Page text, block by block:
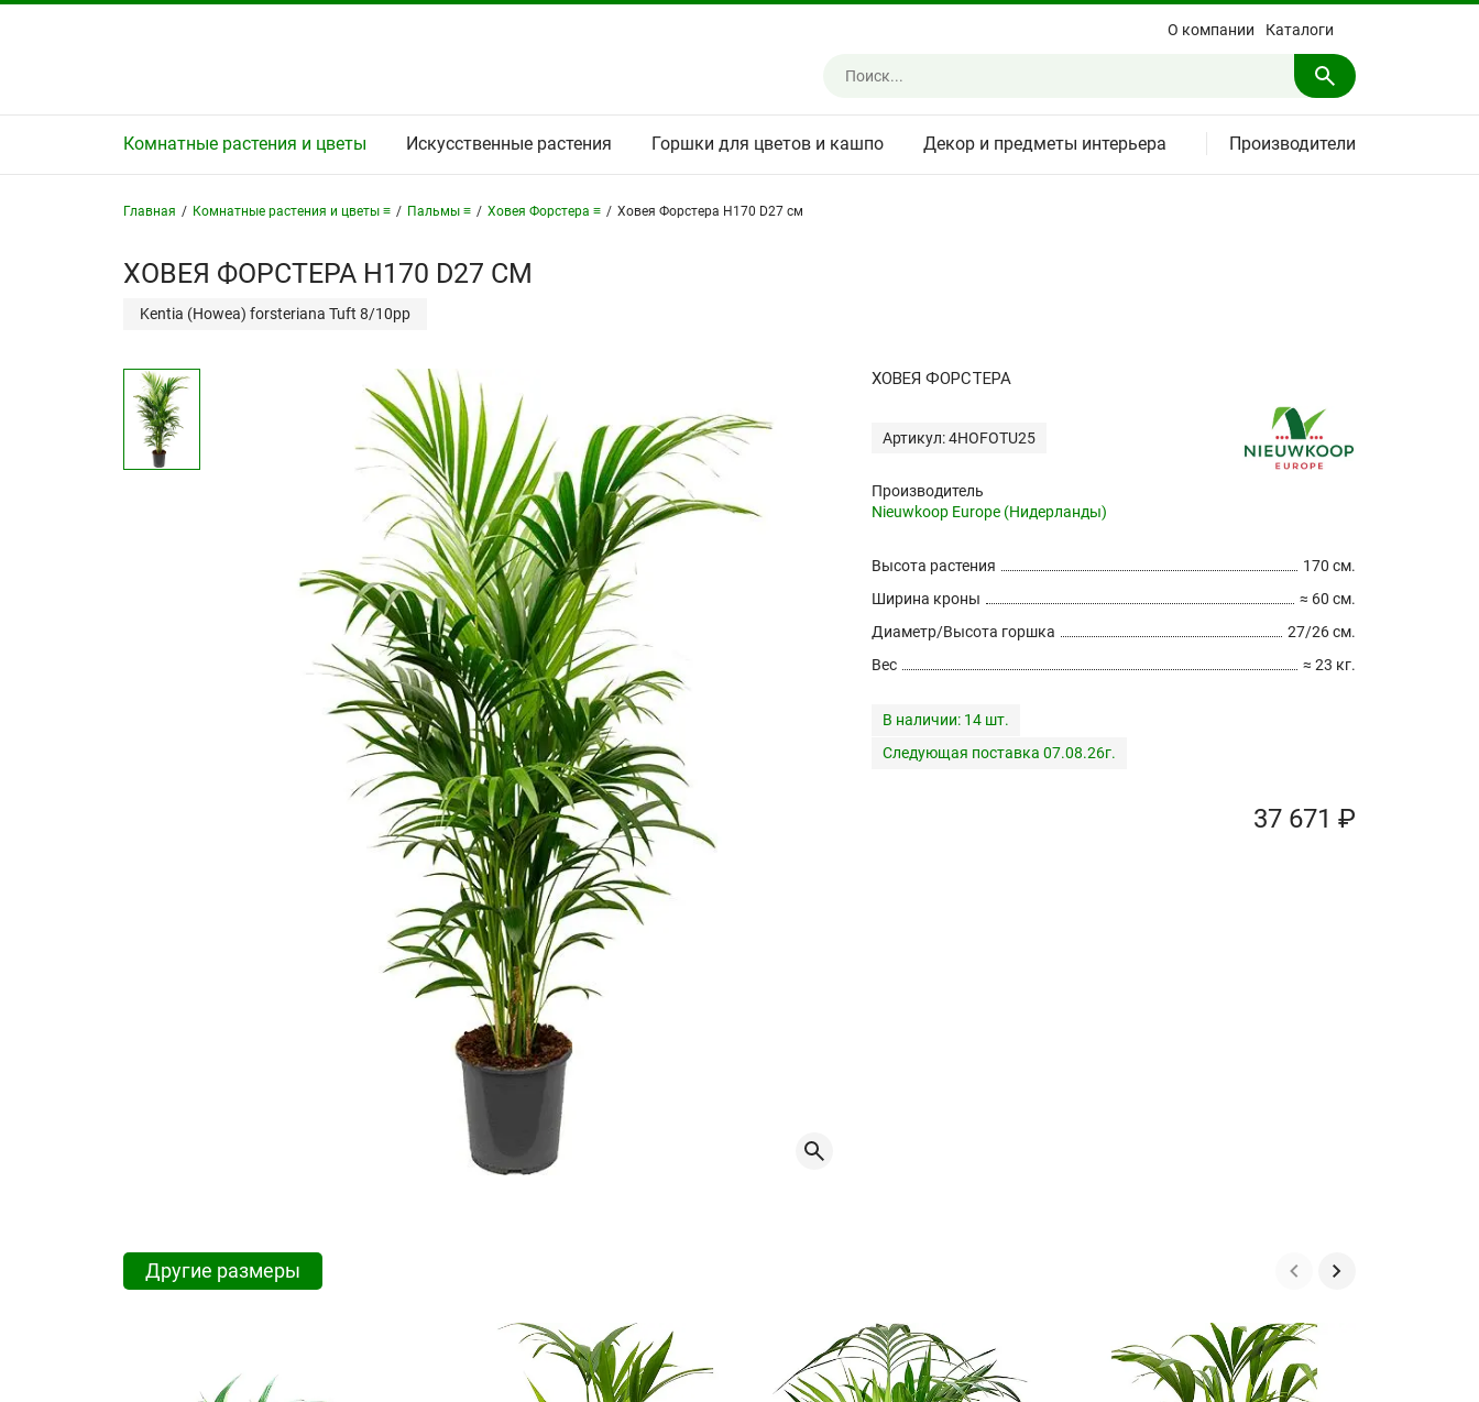
О компании Каталоги
Комнатные растения и цветы Искусственные растения Горшки для цветов и кашпо Декор и предметы интерьера Производители
Главная / Комнатные растения и цветы ≡ / Пальмы ≡ / Ховея Форстера ≡ / Ховея Форстера H170 D27 см
ХОВЕЯ ФОРСТЕРА H170 D27 СМ
Kentia (Howea) forsteriana Tuft 8/10pp
ХОВЕЯ ФОРСТЕРА
Артикул: 4HOFOTU25
Производитель
Nieuwkoop Europe (Нидерланды)
170 см.
Высота растения
≈ 60 см.
Ширина кроны
27/26 см.
Диаметр/Высота горшка
≈ 23 кг.
Вес
В наличии: 14 шт.
Следующая поставка 07.08.26г.
37 671 ₽
Другие размеры